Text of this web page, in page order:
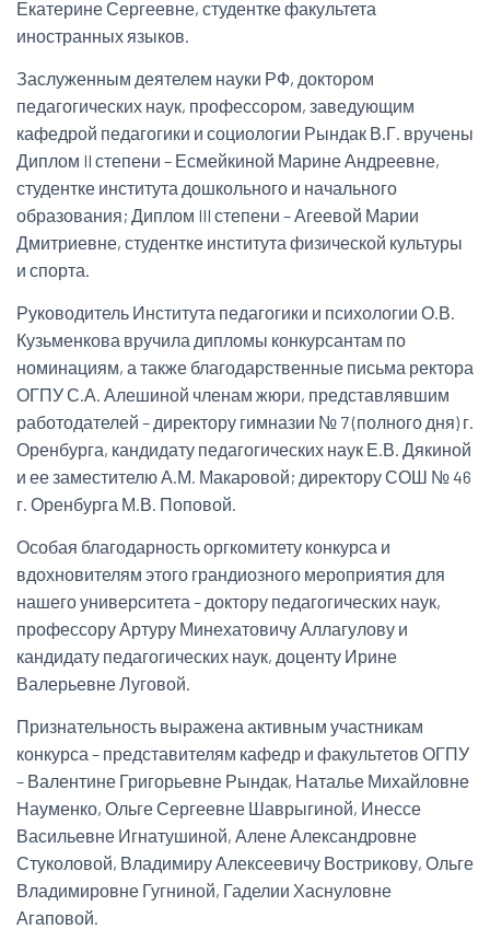
Екатерине Сергеевне, студентке факультета
иностранных языков.
Заслуженным деятелем науки РФ, доктором
педагогических наук, профессором, заведующим
кафедрой педагогики и социологии Рындак В.Г. вручены
Диплом II степени – Есмейкиной Марине Андреевне,
студентке института дошкольного и начального
образования; Диплом III степени – Агеевой Марии
Дмитриевне, студентке института физической культуры
и спорта.
Руководитель Института педагогики и психологии О.В.
Кузьменкова вручила дипломы конкурсантам по
номинациям, а также благодарственные письма ректора
ОГПУ С.А. Алешиной членам жюри, представлявшим
работодателей – директору гимназии № 7 (полного дня) г.
Оренбурга, кандидату педагогических наук Е.В. Дякиной
и ее заместителю А.М. Макаровой; директору СОШ № 46
г. Оренбурга М.В. Поповой.
Особая благодарность оргкомитету конкурса и
вдохновителям этого грандиозного мероприятия для
нашего университета – доктору педагогических наук,
профессору Артуру Минехатовичу Аллагулову и
кандидату педагогических наук, доценту Ирине
Валерьевне Луговой.
Признательность выражена активным участникам
конкурса – представителям кафедр и факультетов ОГПУ
– Валентине Григорьевне Рындак, Наталье Михайловне
Науменко, Ольге Сергеевне Шаврыгиной, Инессе
Васильевне Игнатушиной, Алене Александровне
Стуколовой, Владимиру Алексеевичу Вострикову, Ольге
Владимировне Гугниной, Гаделии Хаснуловне
Агаповой.